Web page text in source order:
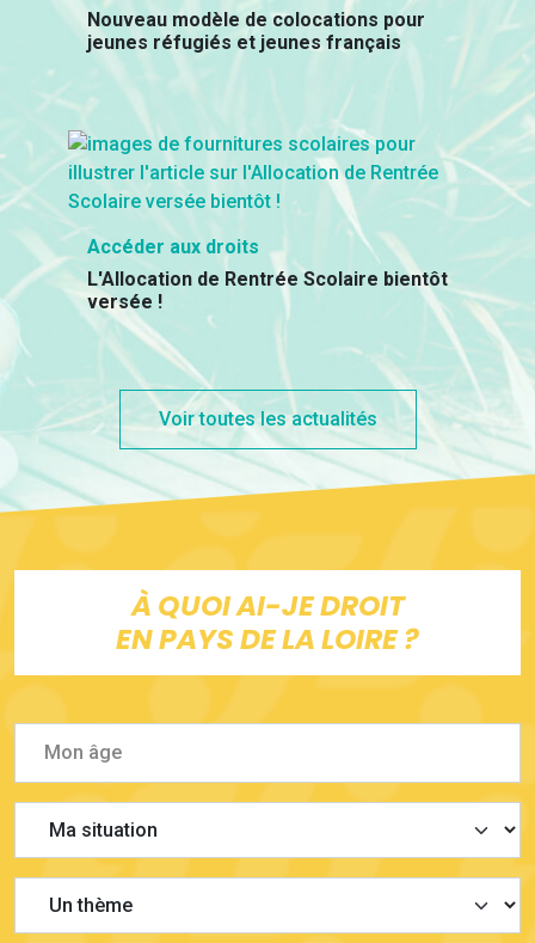
Nouveau modèle de colocations pour
jeunes réfugiés et jeunes français
Accéder aux droits
L'Allocation de Rentrée Scolaire bientôt
versée !
Voir toutes les actualités
À QUOI AI-JE DROIT
EN PAYS DE LA LOIRE ?